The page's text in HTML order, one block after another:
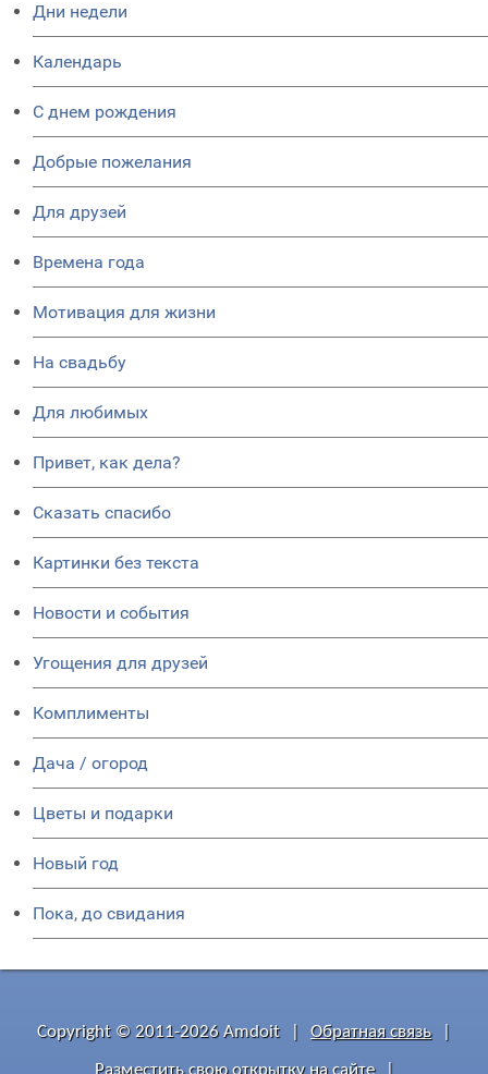
Дни недели
Календарь
C днем рождения
Добрые пожелания
Для друзей
Времена года
Мотивация для жизни
На свадьбу
Для любимых
Привет, как дела?
Сказать спасибо
Картинки без текста
Новости и события
Угощения для друзей
Комплименты
Дача / огород
Цветы и подарки
Новый год
Пока, до свидания
Copyright © 2011-2026 Amdoit Обратная связь
Разместить свою открытку на сайте